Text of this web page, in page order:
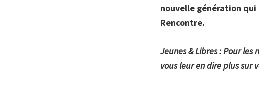
nouvelle génération qui
Rencontre.
Jeunes & Libres : Pour
vous leur en dire plus sur